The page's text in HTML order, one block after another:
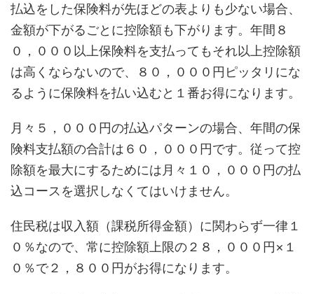
払込をした保険料が先ほどの表よりも少ない場合、
金額が下がるごとに控除額も下がります。年間８
０，０００以上保険料を支払ってもそれ以上控除額
は高くならないので、８０，０００円ピッタリにな
るように保険料を払い込むと１番お得になります。
月々５，０００円の払込パターンの場合、年間の保
険料支払額の合計は６０，０００円です。従って控
除額を最大にするためには月々１０，０００円の払
込コースを選択しなくてはいけません。
住民税は収入額（課税所得金額）に関わらず一律１
０％なので、常に控除額上限の２８，０００円×１
０％で２，８００円がお得になります。